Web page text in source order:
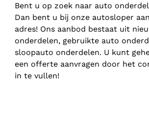
Bent u op zoek naar auto
Dan bent u bij onze autosloper
adres! Ons aanbod bestaat uit
onderdelen, gebruikte auto
sloopauto onderdelen. U kunt
een offerte aanvragen door het
in te vullen!